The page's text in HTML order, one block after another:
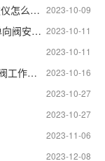
2023-10-09
日本艾安得A&D水分测定仪原理,A&D水分测定仪怎么调水分
2023-10-11
SUN插装液控单向阀工作原理讲解,SUN液控单向阀安装位置及方向
2023-10-11
2023-10-16
ARON比例阀调节方法,意大利阿隆ARON比例阀工作原理,怎么控制
2023-10-27
2023-10-27
2023-11-06
2023-12-08